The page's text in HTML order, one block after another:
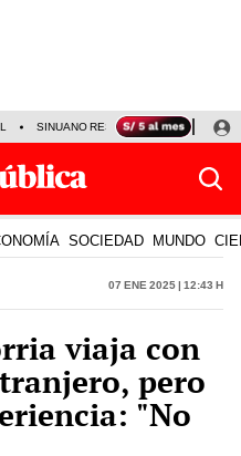
SINUANO RESULTADOS HOY
SOCIEDAD MUNDO
07 Ene 2025 | 12:43 h
viaja con
pero
"No